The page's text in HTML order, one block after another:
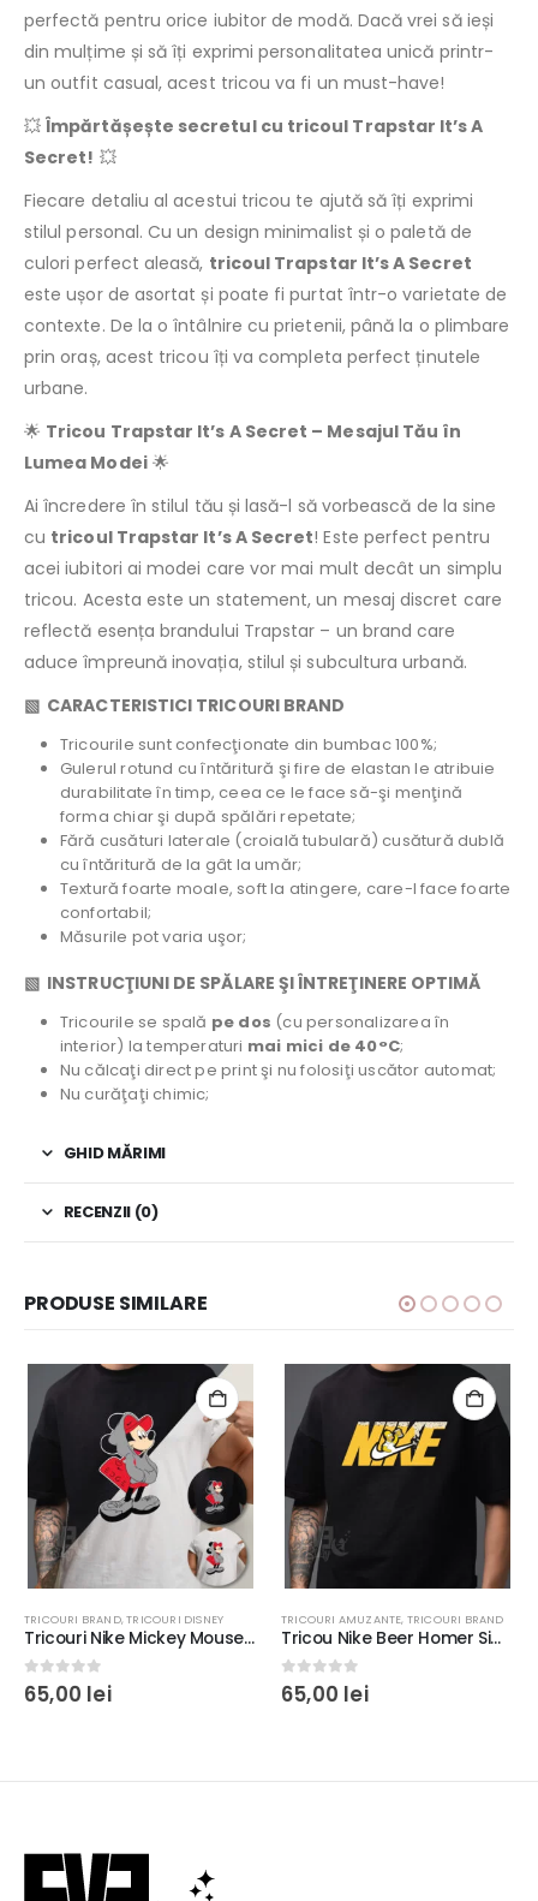
perfectă pentru orice iubitor de modă. Dacă vrei să ieși
din mulțime și să îți exprimi personalitatea unică printr-
un outfit casual, acest tricou va fi un must-have!
💥Împărtășește secretul cu tricoul Trapstar It’s A
Secret! 💥
Fiecare detaliu al acestui tricou te ajută să îți exprimi
stilul personal. Cu un design minimalist și o paletă de
culori perfect aleasă, tricoul Trapstar It’s A Secret
este ușor de asortat și poate fi purtat într-o varietate de
contexte. De la o întâlnire cu prietenii, până la o plimbare
prin oraș, acest tricou îți va completa perfect ținutele
urbane.
🌟 Tricou Trapstar It’s A Secret – Mesajul Tău în
Lumea Modei🌟
Ai încredere în stilul tău și lasă-l să vorbească de la sine
cu tricoul Trapstar It’s A Secret! Este perfect pentru
acei iubitori ai modei care vor mai mult decât un simplu
tricou. Acesta este un statement, un mesaj discret care
reflectă esența brandului Trapstar – un brand care
aduce împreună inovația, stilul și subcultura urbană.
▧ CARACTERISTICI TRICOURI BRAND
Tricourile sunt confecţionate din bumbac 100%;
Gulerul rotund cu întăritură şi fire de elastan le atribuie
durabilitate în timp, ceea ce le face să-şi menţină
forma chiar şi după spălări repetate;
Fără cusături laterale (croială tubulară) cusătură dublă
cu întăritură de la gât la umăr;
Textură foarte moale, soft la atingere, care-l face foarte
confortabil;
Măsurile pot varia uşor;
▧ INSTRUCŢIUNI DE SPĂLARE ŞI ÎNTREŢINERE OPTIMĂ
Tricourile se spală pe dos (cu personalizarea în
interior) la temperaturi mai mici de 40°C;
Nu călcaţi direct pe print şi nu folosiţi uscător automat;
Nu curăţaţi chimic;
GHID MĂRIMI
RECENZII (0)
PRODUSE SIMILARE
TRICOURI BRAND,TRICOURI DISNEY
Tricouri Nike Mickey Mouse, rezistente la spălări, bumbac 100%, regular fit, culoare alb/negru #5
0 out of 5
65,00 lei
TRICOURI AMUZANTE, TRICOURI BRAND
Tricou Nike Beer Homer Simpson, rezistent la spălări, Bumbac 100%, Regular fit, culoare alb/negru #8
0 out of 5
65,00 lei